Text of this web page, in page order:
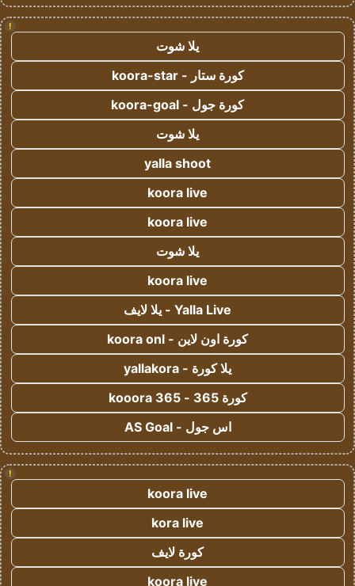
!
يلا شوت
كورة ستار - koora-star
كورة جول - koora-goal
يلا شوت
yalla shoot
koora live
koora live
يلا شوت
koora live
Yalla Live - يلا لايف
كورة اون لاين - koora onl
يلا كورة - yallakora
كورة 365 - kooora 365
اس جول - AS Goal
!
koora live
kora live
كورة لايف
koora live